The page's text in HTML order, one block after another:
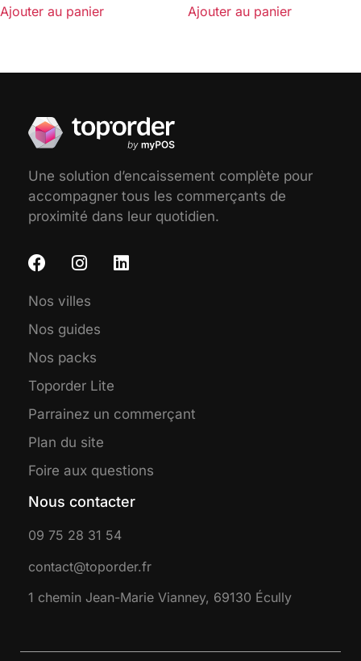
Ajouter au panier Ajouter au panier
Une solution d’encaissement complète pour
accompagner tous les commerçants de
proximité dans leur quotidien.
Nos villes
Nos guides
Nos packs
Toporder Lite
Parrainez un commerçant
Plan du site
Foire aux questions
Nous contacter
09 75 28 31 54
contact@toporder.fr
1 chemin Jean-Marie Vianney, 69130 Écully